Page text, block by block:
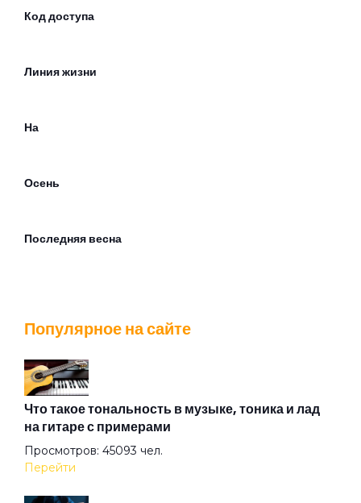
Код доступа
Линия жизни
На
Осень
Последняя весна
Радуйся
Романс
Популярное на сайте
Что такое тональность в музыке, тоника и лад
на гитаре с примерами
Просмотров: 45093 чел.
Перейти